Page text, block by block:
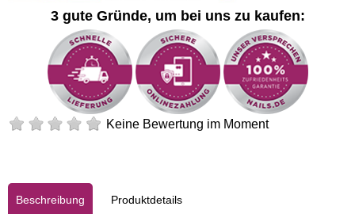
3 gute Gründe, um bei uns zu kaufen:
Keine Bewertung im Moment
Beschreibung Produktdetails